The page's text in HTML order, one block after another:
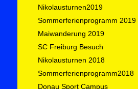
Nikolausturnen2019
Sommerferienprogramm 2019
Maiwanderung 2019
SC Freiburg Besuch
Nikolausturnen 2018
Sommerferienprogramm2018
Donau Sport Campus